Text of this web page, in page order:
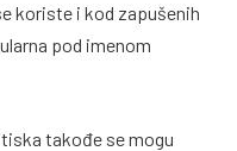
koriste i kod zapušenih
pod imenom
takođe se mogu